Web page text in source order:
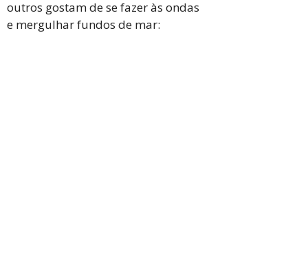
outros gostam de se fazer às ondas
e mergulhar fundos de mar: